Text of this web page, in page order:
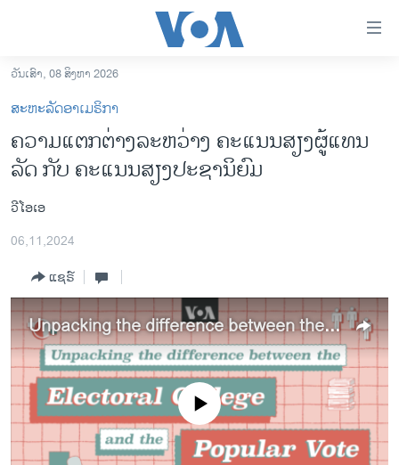
ເຂົ້າ
ຫາ
ຂ້າມ
ຂ້າມ
ຫາ
ຊອກ
ຄົ້ນ
ອາເມຣິກາ
ການເລືອກຕັ້ງ ປະທານາທີບໍດີ ສະຫະລັດ 2024
ໂລກ
ເອເຊຍ
ອິດສະຫຼະພາບດ້ານການຂ່າວ
ຊີວິດຊາວລາວ
ຊຸມຊົນຊາວລາວ
ວິທະຍາສາດ-ເທັກໂນໂລຈີ
ທຸລະກິດ
ວັນເສົາ, 08 ສິງຫາ 2026
ສະຫະລັດອາເມຣິກາ
ຄວາມ​ແຕກ​ຕ່າງ​ລະ​ຫວ່າງ ຄະ​ແນນ​ສຽງ​ຜູ້​ແທນ​
ລັດ ກັບ ຄະ​ແນນ​ສຽງ​ປະ​ຊາ​ນິ​ຍົມ
ວີໂອເອ
06,11,2024
ແຊຣ໌
Unpacking the difference between the Electoral College and the popular vote
No media source currently available